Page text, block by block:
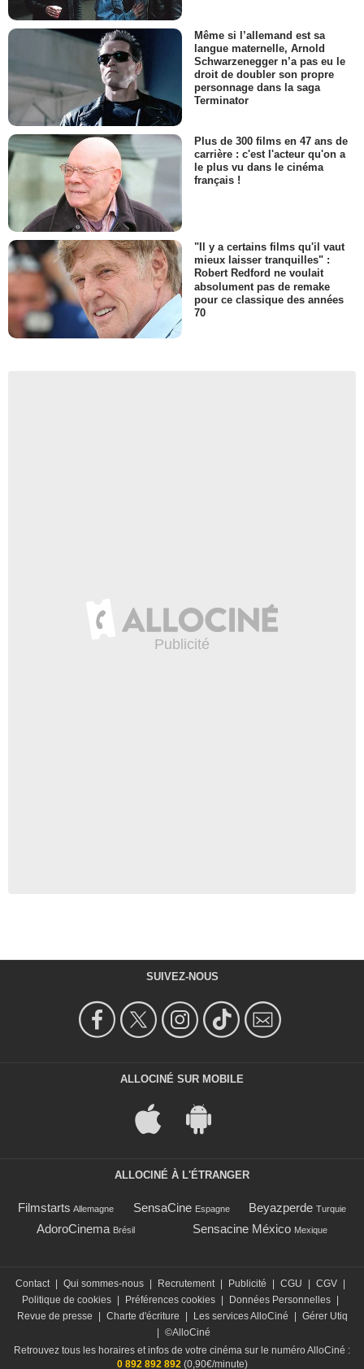
Même si l’allemand est sa
langue maternelle, Arnold
Schwarzenegger n’a pas eu le
droit de doubler son propre
personnage dans la saga
Terminator
Plus de 300 films en 47 ans de
carrière : c'est l'acteur qu'on a
le plus vu dans le cinéma
français !
"Il y a certains films qu'il vaut
mieux laisser tranquilles" :
Robert Redford ne voulait
absolument pas de remake
pour ce classique des années
70
SUIVEZ-NOUS
ALLOCINÉ SUR MOBILE
ALLOCINÉ À L'ÉTRANGER
Filmstarts Allemagne SensaCine Espagne Beyazperde Turquie
AdoroCinema Brésil Sensacine México Mexique
Contact | Qui sommes-nous | Recrutement | Publicité | CGU | CGV |
Politique de cookies | Préférences cookies | Données Personnelles |
Revue de presse
| Charte d'écriture | Les services AlloCiné | Gérer Utiq
| ©AlloCiné
Retrouvez tous les horaires et infos de votre cinéma sur le numéro AlloCiné :
0 892 892 892 (0,90€/minute)